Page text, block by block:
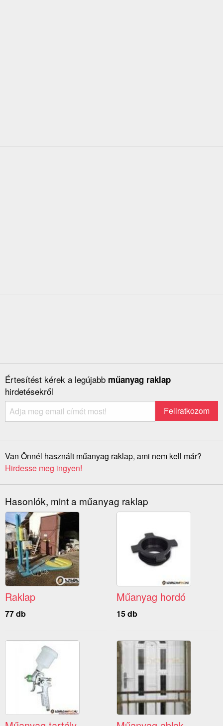
Értesítést kérek a legújabb műanyag raklap
hirdetésekről
Van Önnél használt műanyag raklap, ami nem kell már?
Hirdesse meg ingyen!
Hasonlók, mint a műanyag raklap
Raklap
77 db
Műanyag hordó
15 db